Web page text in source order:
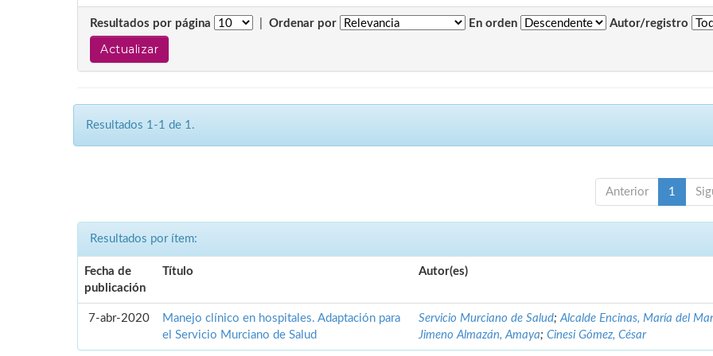
Resultados por página Ordenar por En orden Autor/registro
Resultados 1-1 de 1.
Anterior 1
Resultados por ítem:
Fecha de
publicación
Título Autor(es)
7-abr-2020
Manejo clínico en hospitales. Adaptación para
el Servicio Murciano de Salud
Servicio Murciano de Salud;Alcalde Encinas, María del
Jimeno Almazán, Amaya;Cinesi Gómez, César